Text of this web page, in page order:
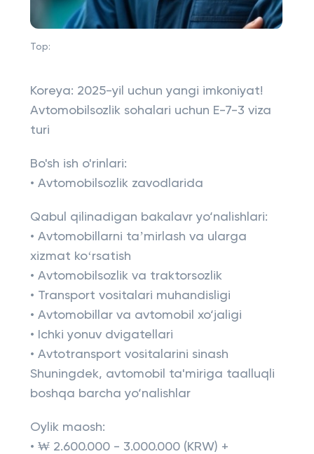
Top:
Koreya: 2025-yil uchun yangi imkoniyat!
Avtomobilsozlik sohalari uchun E-7-3 viza
turi
Bo'sh ish o'rinlari:
• Avtomobilsozlik zavodlarida
Qabul qilinadigan bakalavr yo‘nalishlari:
• Avtomobillarni taʼmirlash va ularga
xizmat koʻrsatish
• Avtomobilsozlik va traktorsozlik
• Transport vositalari muhandisligi
• Avtomobillar va avtomobil xo‘jaligi
• Ichki yonuv dvigatellari
• Avtotransport vositalarini sinash
Shuningdek, avtomobil ta'miriga taalluqli
boshqa barcha yo‘nalishlar
Oylik maosh:
• ₩ 2.600.000 - 3.000.000 (KRW) +